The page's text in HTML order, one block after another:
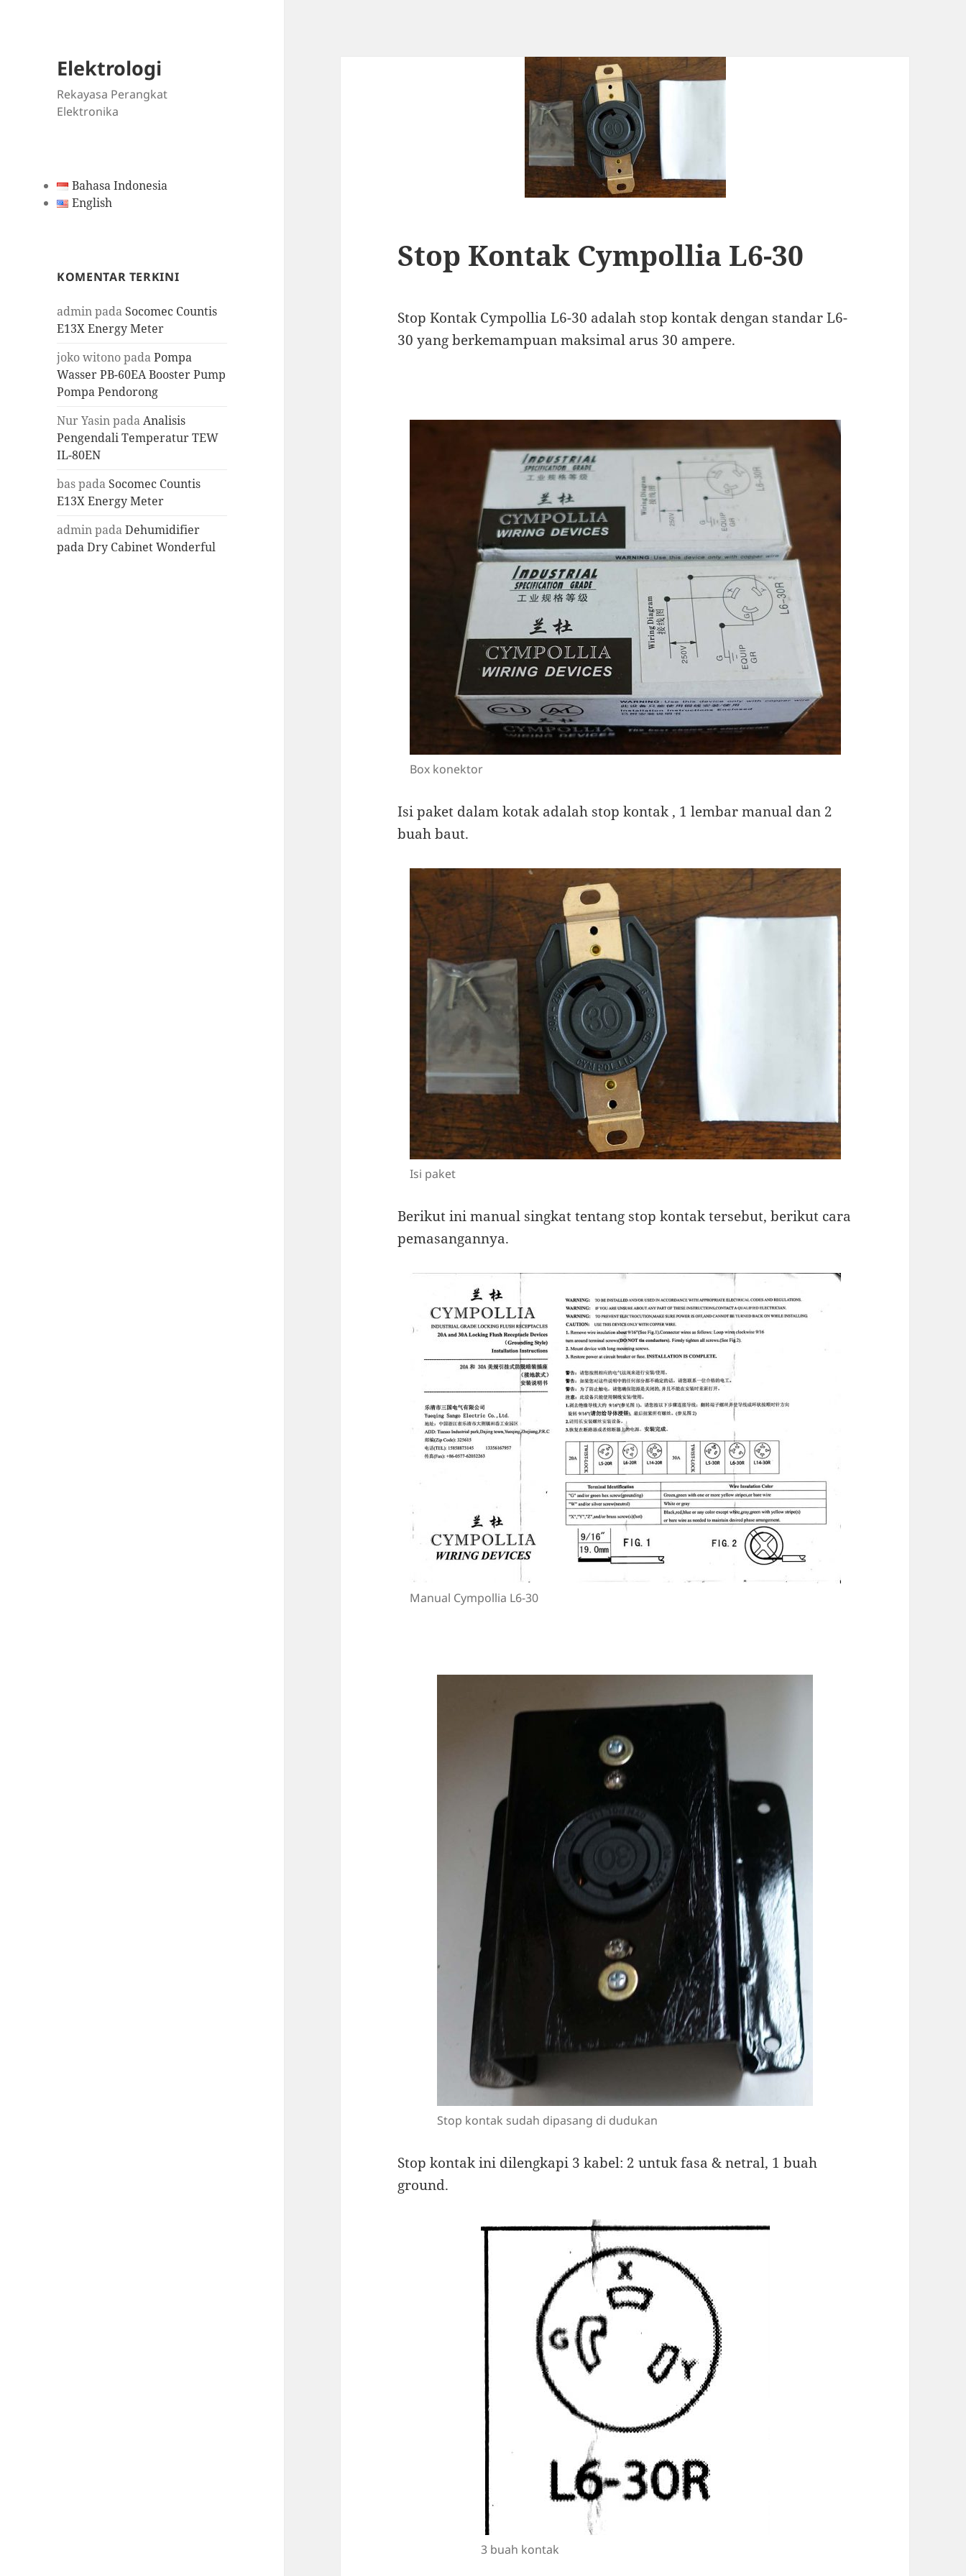
Elektrologi
Rekayasa Perangkat
Elektronika
Bahasa Indonesia
English
KOMENTAR TERKINI
adminpada Socomec Countis
E13X Energy Meter
joko witonopadaPompa
Wasser PB-60EA Booster Pump
Pompa Pendorong
Nur YasinpadaAnalisis
Pengendali Temperatur TEW
IL-80EN
baspada Socomec Countis
E13X Energy Meter
adminpadaDehumidifier
pada Dry Cabinet Wonderful
Stop Kontak Cympollia L6-30
Stop Kontak Cympollia L6-30 adalah stop kontak dengan standar L6-
30 yang berkemampuan maksimal arus 30 ampere.
Box konektor
Isi paket dalam kotak adalah stop kontak , 1 lembar manual dan 2
buah baut.
Isi paket
Berikut ini manual singkat tentang stop kontak tersebut, berikut cara
pemasangannya.
Manual Cympollia L6-30
Stop kontak sudah dipasang di dudukan
Stop kontak ini dilengkapi 3 kabel: 2 untuk fasa & netral, 1 buah
ground.
3 buah kontak